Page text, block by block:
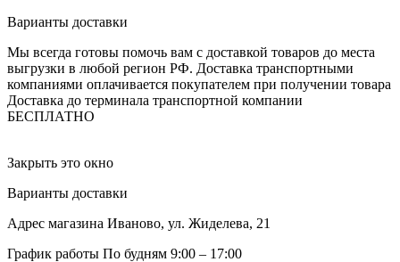
Варианты доставки
Мы всегда готовы помочь вам с доставкой товаров до места
выгрузки в любой регион РФ. Доставка транспортными
компаниями оплачивается покупателем при получении товара
Доставка до терминала транспортной компании
БЕСПЛАТНО
Закрыть это окно
Варианты доставки
Адрес магазина Иваново, ул. Жиделева, 21
График работы По будням 9:00 – 17:00